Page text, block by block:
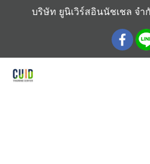
บริษัท ยูนิเวิร์สอินนัชเชล จำ